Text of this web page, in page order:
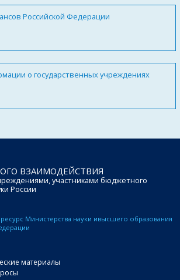
Российской Федерации
о государственных учреждениях
ВЗАИМОДЕЙСТВИЯ
участниками бюджетного
России
Министерства науки ивысшего образования
материалы